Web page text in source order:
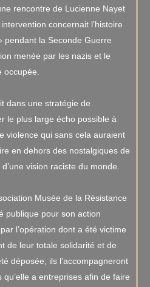
rencontre de Lucienne Nayet
concernait l’histoire
pendant la Seconde Guerre
menée par les nazis et le
dans une stratégie de
le plus large écho possible à
violence qui sans cela auraient
en dehors des nostalgiques de
vision raciste du monde.
Musée de la Résistance
publique pour son action
l’opération dont a été victime
de leur totale solidarité et de
déposée, ils l’accompagneront
a entreprises afin de faire